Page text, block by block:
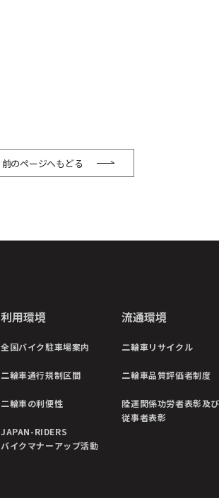
前のページへもどる
利用環境
全国バイク駐車場案内
二輪車通行規制区間
二輪車の利便性
JAPAN-RIDERS
バイクマナーアップ活動
流通環境
二輪車リサイクル
二輪車品質評価者制度
陸運関係功労者表彰及び
従事者表彰